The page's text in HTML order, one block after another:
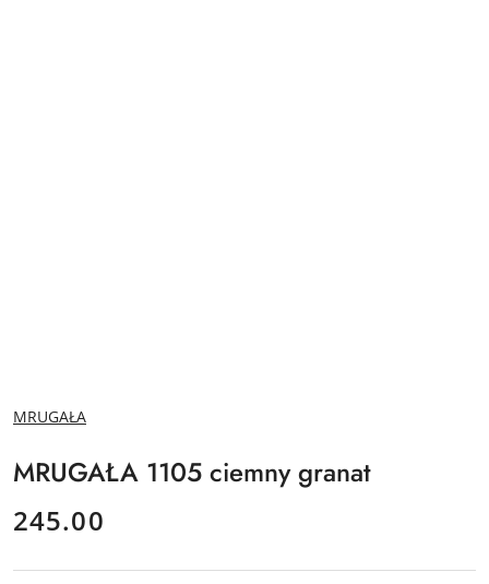
NAZWA
PRODUCENTA:
MRUGAŁA
MRUGAŁA 1105 ciemny granat
cena:
245.00